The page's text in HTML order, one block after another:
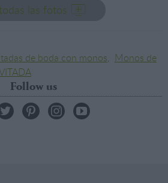
las fotos
de boda con monos, Monos de
Follow us